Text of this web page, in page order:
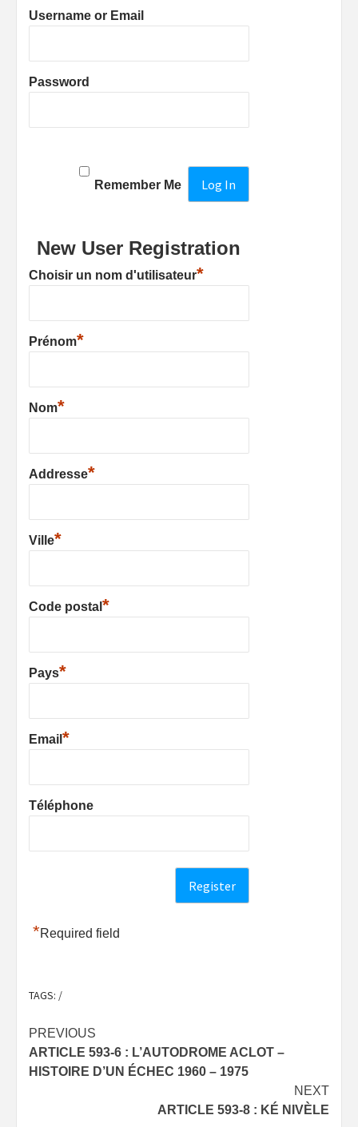
Username or Email
Password
Remember Me
New User Registration
Choisir un nom d'utilisateur*
Prénom*
Nom*
Addresse*
Ville*
Code postal *
Pays*
Email *
Téléphone
*Required field
TAGS: /
Post
navigation
PREVIOUS
ARTICLE 593-6 : L’AUTODROME ACLOT –
HISTOIRE D’UN ÉCHEC 1960 – 1975
NEXT
ARTICLE 593-8 : KÉ NIVÈLE